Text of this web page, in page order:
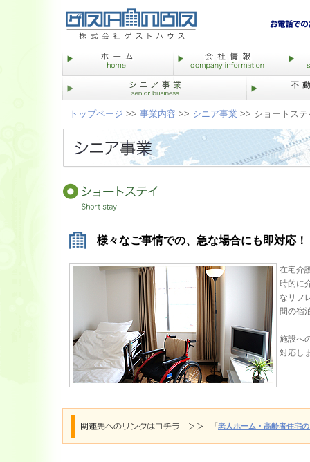
トップページ >> 事業内容 >> シニア事業 >> ショートステ
様々なご事情での、急な場合にも即対応！
在宅介
時的に
なリフ
間の宿
施設へ
対応し
「老人ホーム・高齢者住宅